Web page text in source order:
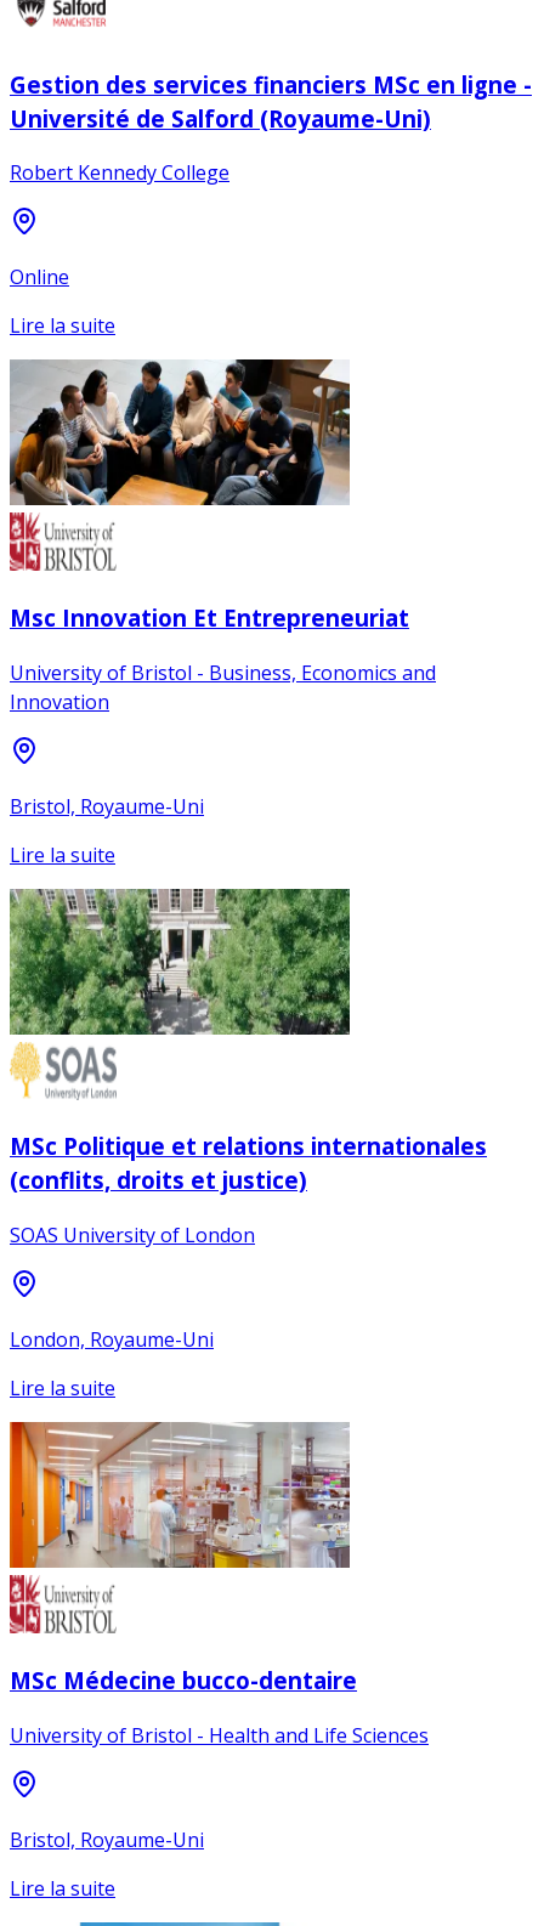
Gestion des services financiers MSc en ligne -
Université de Salford (Royaume-Uni)
Robert Kennedy College
Online
Lire la suite
Msc Innovation Et Entrepreneuriat
University of Bristol - Business, Economics and
Innovation
Bristol, Royaume-Uni
Lire la suite
MSc Politique et relations internationales
(conflits, droits et justice)
SOAS University of London
London, Royaume-Uni
Lire la suite
MSc Médecine bucco-dentaire
University of Bristol - Health and Life Sciences
Bristol, Royaume-Uni
Lire la suite